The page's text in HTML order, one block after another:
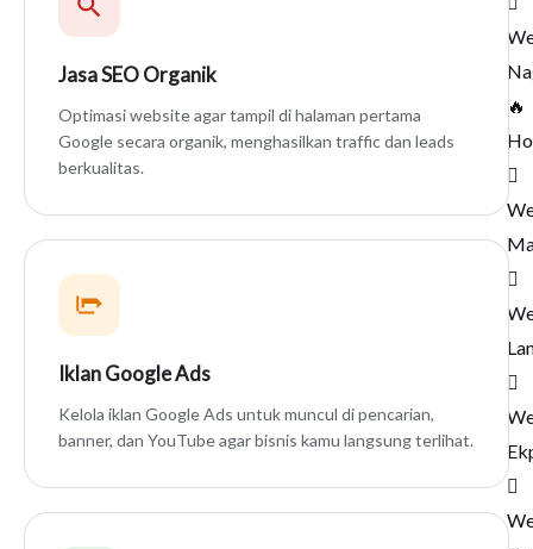
🔥
Jasa SEO Organik
Optimasi website agar tampil di halaman pertama
Google secara organik, menghasilkan traffic dan leads
berkualitas.
Iklan Google Ads
Kelola iklan Google Ads untuk muncul di pencarian,
banner, dan YouTube agar bisnis kamu langsung terlihat.